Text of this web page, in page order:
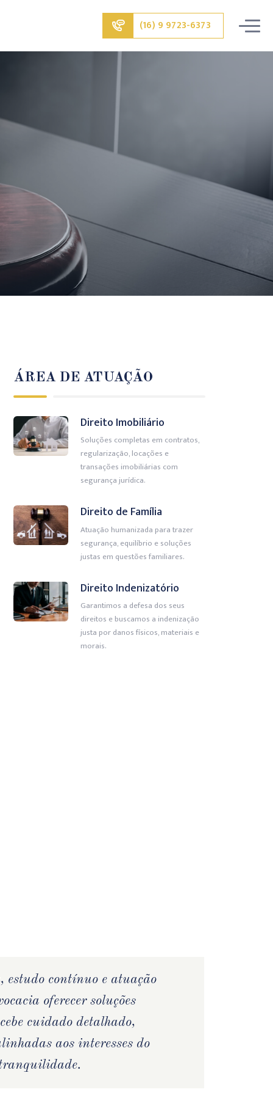
(16) 9 9723-6373
ÁREA DE ATUAÇÃO
Direito Imobiliário
Soluções completas em contratos,
regularização, locações e
transações imobiliárias com
segurança jurídica.
Direito de Família
Atuação humanizada para trazer
segurança, equilíbrio e soluções
justas em questões familiares.
Direito Indenizatório
Garantimos a defesa dos seus
direitos e buscamos a indenização
justa por danos físicos, materiais e
morais.
estudo contínuo e atuação
oferecer soluções
cuidado detalhado,
aos interesses do